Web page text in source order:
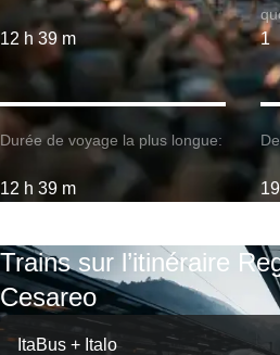
12 h 39 m
Durée de voyage la plus longue:
12 h 39 m
1
Trains sur l’itinéraire
Cesareo
ItaBus + Italo